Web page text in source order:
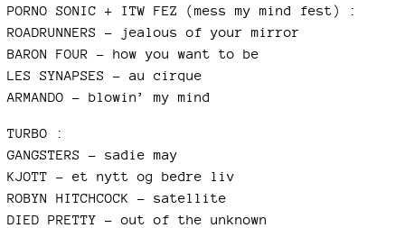
PORNO SONIC + ITW FEZ (mess my mind fest) :
ROADRUNNERS - jealous of your mirror
BARON FOUR - how you want to be
LES SYNAPSES - au cirque
ARMANDO - blowin’ my mind
TURBO :
GANGSTERS - sadie may
KJOTT - et nytt og bedre liv
ROBYN HITCHCOCK - satellite
DIED PRETTY - out of the unknown